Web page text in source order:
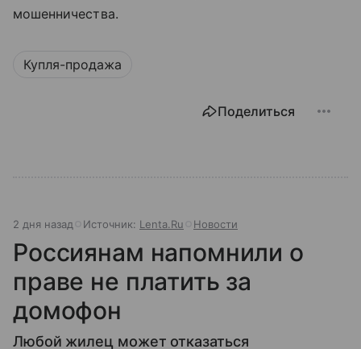
мошенничества.
Купля-продажа
Поделиться
2 дня назад Источник: Lenta.Ru Новости
Россиянам напомнили о
праве не платить за
домофон
Любой жилец может отказаться